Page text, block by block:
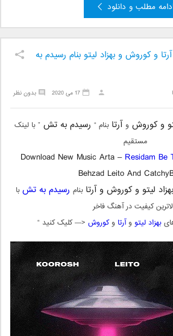
مطلب و دانلود
و کوروش و بهزاد لیتو بنام رسیدم به
بدون نظر 17 می 2020
و کوروش وآرتا بنام “ رسیدم به تش ” با لینک
مستقیم
Download New Music Arta – Residam Be
Behzad Leito And
بهزاد لیتو و کوروش و آرتا بنام رسیدم به تشبا
کیفیت در آهنگ فاخر
بهزاد لیتو وآرتا وکوروش <— کلیک کنید “